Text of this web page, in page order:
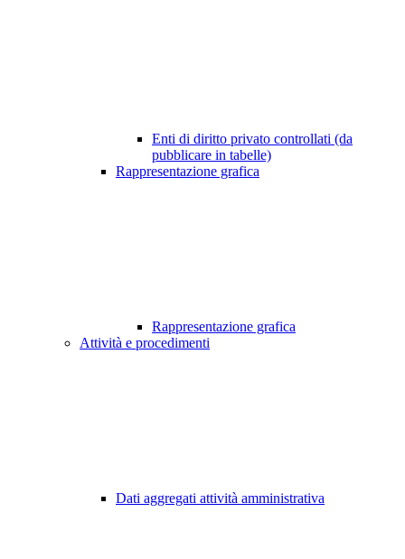
Enti di diritto privato controllati (da
pubblicare in tabelle)
Rappresentazione grafica
Rappresentazione grafica
Attività e procedimenti
Dati aggregati attività amministrativa